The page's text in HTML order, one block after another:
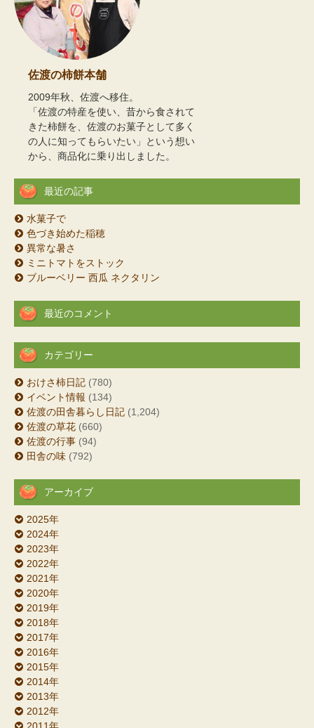
佐渡の柿餅本舗
2009年秋、佐渡へ移住。
「佐渡の特産を使い、昔から食されて
きた柿餅を、佐渡のお菓子として多く
の人に知ってもらいたい」という想い
から、商品化に乗り出しました。
最近の記事
水菓子で
色づき始めた稲穂
異常な暑さ
ミニトマトをストック
ブルーベリー 西瓜 ネクタリン
最近のコメント
カテゴリー
おけさ柿日記 (780)
イベント情報 (134)
佐渡の田舎暮らし日記 (1,204)
佐渡の草花 (660)
佐渡の行事 (94)
田舎の味 (792)
アーカイブ
2025年
2024年
2023年
2022年
2021年
2020年
2019年
2018年
2017年
2016年
2015年
2014年
2013年
2012年